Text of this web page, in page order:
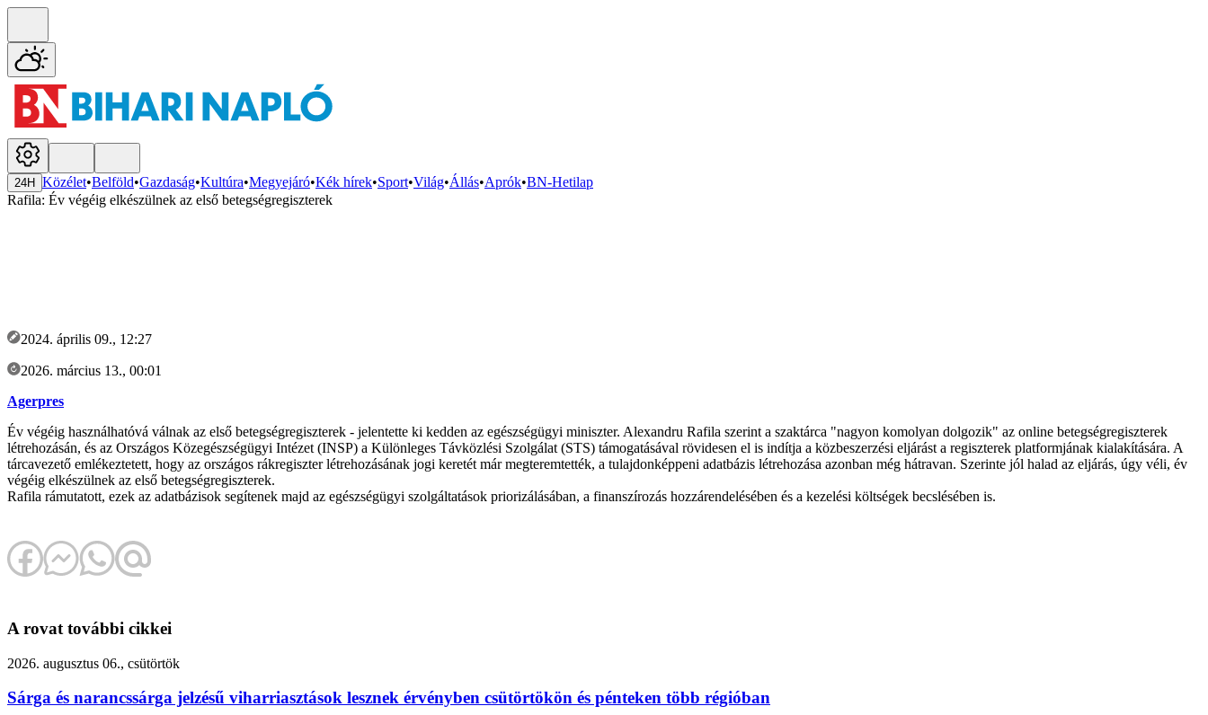
24H Közélet•Belföld•Gazdaság•Kultúra•Megyejáró•Kék hírek•Sport•Világ•Állás•Aprók•BN-Hetilap
Rafila: Év végéig elkészülnek az első betegségregiszterek
2024. április 09., 12:27
2026. március 13., 00:01
Agerpres
Év végéig használhatóvá válnak az első betegségregiszterek - jelentette ki kedden az egészségügyi miniszter. Alexandru Rafila szerint a szaktárca "nagyon komolyan dolgozik" az online betegségregiszterek
létrehozásán, és az Országos Közegészségügyi Intézet (INSP) a Különleges Távközlési Szolgálat (STS) támogatásával rövidesen el is indítja a közbeszerzési eljárást a regiszterek platformjának kialakítására. A
tárcavezető emlékeztetett, hogy az országos rákregiszter létrehozásának jogi keretét már megteremtették, a tulajdonképpeni adatbázis létrehozása azonban még hátravan. Szerinte jól halad az eljárás, úgy véli, év
végéig elkészülnek az első betegségregiszterek.
Rafila rámutatott, ezek az adatbázisok segítenek majd az egészségügyi szolgáltatások priorizálásában, a finanszírozás hozzárendelésében és a kezelési költségek becslésében is.
A rovat további cikkei
2026. augusztus 06., csütörtök
Sárga és narancssárga jelzésű viharriasztások lesznek érvényben csütörtökön és pénteken több régióban